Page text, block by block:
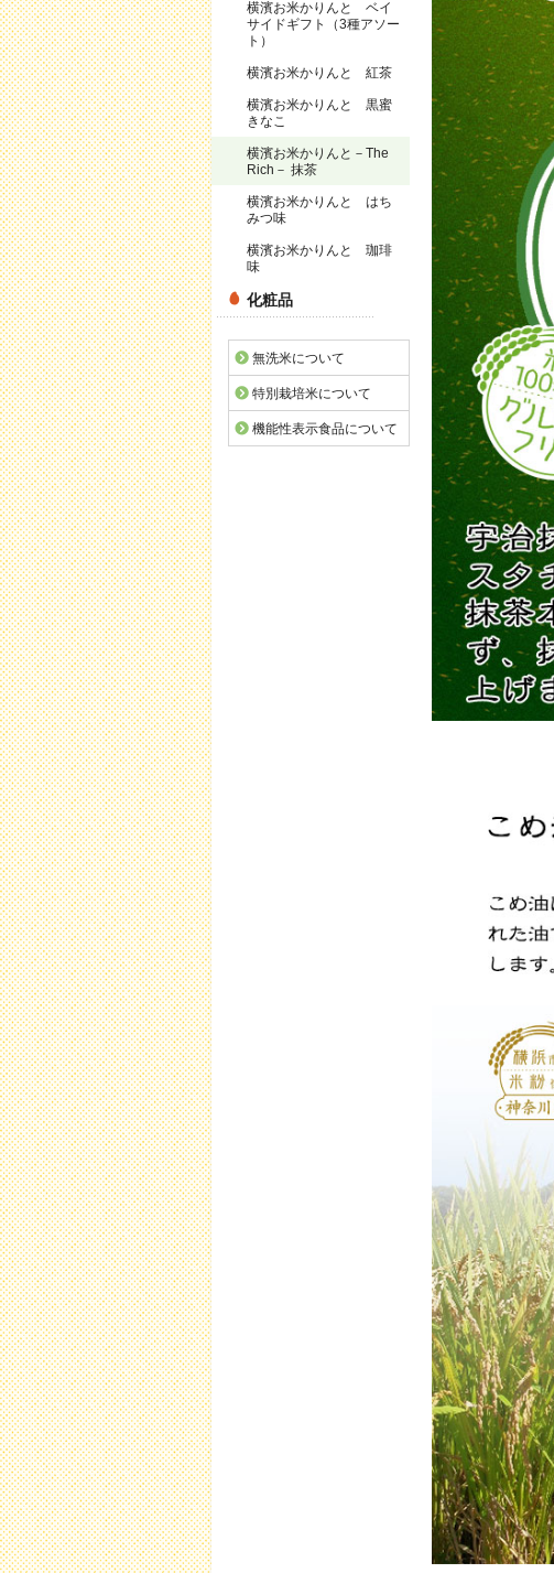
横濱お米かりんと ベイ
サイドギフト（3種アソー
ト）
横濱お米かりんと 紅茶
横濱お米かりんと 黒蜜
きなこ
横濱お米かりんと－The
Rich－ 抹茶
横濱お米かりんと はち
みつ味
横濱お米かりんと 珈琲
味
化粧品
無洗米について
特別栽培米について
機能性表示食品について